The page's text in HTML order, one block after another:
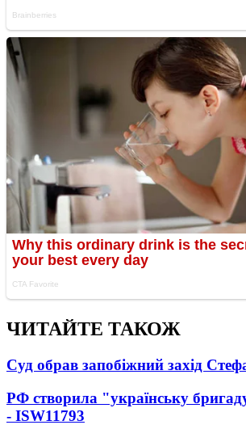
ЧИТАЙТЕ ТАКОЖ
Суд обрав запобіжний захід
РФ створила "українську
- ISW11793